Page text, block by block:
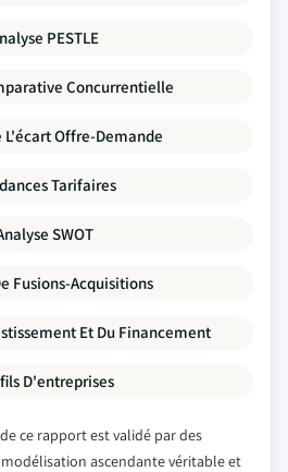
PESTLE
Concurrentielle
L'écart Offre-Demande
Tarifaires
SWOT
Fusions-Acquisitions
Et Du Financement
D'entreprises
ce rapport est validé par des
ascendante véritable et